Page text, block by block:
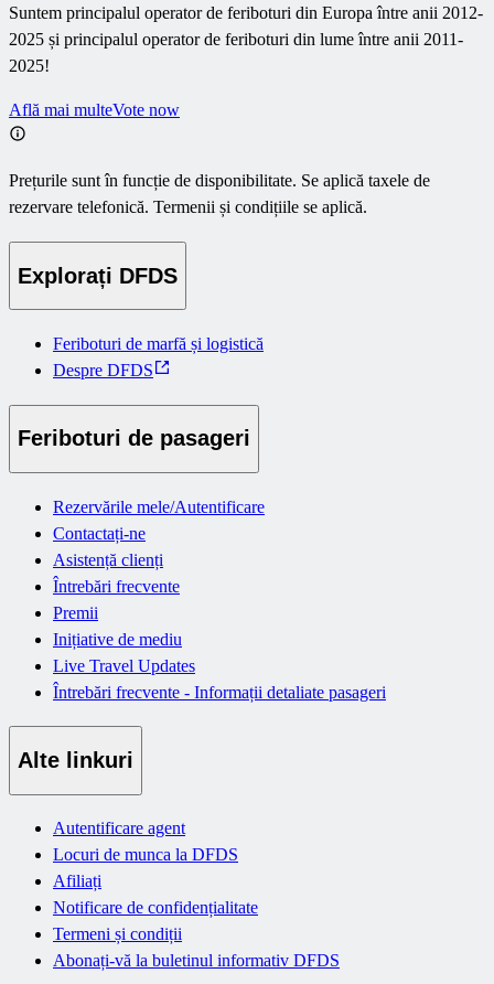
Suntem principalul operator de feriboturi din Europa între anii 2012-
2025 și principalul operator de feriboturi din lume între anii 2011-
2025!
Află mai multeVote now
Prețurile sunt în funcție de disponibilitate. Se aplică taxele de
rezervare telefonică. Termenii și condițiile se aplică.
Explorați DFDS
Feriboturi de marfă și logistică
Despre DFDS
Feriboturi de pasageri
Rezervările mele/Autentificare
Contactați-ne
Asistență clienți
Întrebări frecvente
Premii
Inițiative de mediu
Live Travel Updates
Întrebări frecvente - Informații detaliate pasageri
Alte linkuri
Autentificare agent
Locuri de munca la DFDS
Afiliați
Notificare de confidențialitate
Termeni și condiții
Abonați-vă la buletinul informativ DFDS